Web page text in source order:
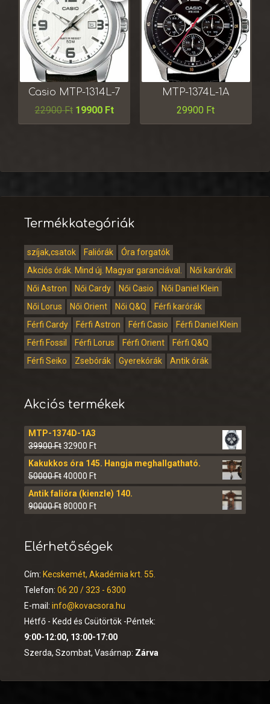
Casio MTP-1314L-7
22900Ft 19900 Ft
MTP-1374L-1A
29900 Ft
Termékkategóriák
szíjak,csatok Faliórák
Óra forgatók
Akciós órák. Mind új. Magyar garanciával.
Női karórák
Női Astron
Női Cardy Női Casio
Női Daniel Klein
Női Lorus
Női Orient Női Q&Q
Férfi karórák
Férfi Cardy
Férfi Astron Férfi Casio
Férfi Daniel Klein
Férfi Fossil
Férfi Lorus Férfi Orient
Férfi Q&Q
Férfi Seiko
Zsebórák Gyerekórák Antik órák
Akciós termékek
MTP-1374D-1A3
39900Ft32900 Ft
Kakukkos óra 145. Hangja meghallgatható.
50000Ft40000 Ft
Antik falióra (kienzle) 140.
90000Ft80000 Ft
Elérhetőségek
Cím: Kecskemét, Akadémia krt. 55.
Telefon: 06 20 / 323 - 6300
E-mail: info@kovacsora.hu
Hétfő - Kedd és Csütörtök -Péntek:
9:00-12:00, 13:00-17:00
Szerda, Szombat, Vasárnap: Zárva